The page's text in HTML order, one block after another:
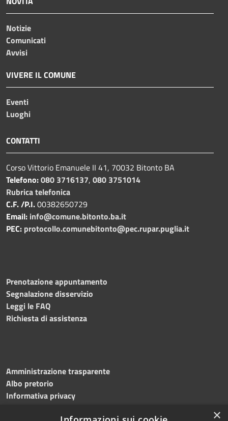
Notizie
Comunicati
Avvisi
VIVERE IL COMUNE
Eventi
Luoghi
CONTATTI
Corso Vittorio Emanuele II 41, 70032 Bitonto BA
Telefono:080 3716137, 080 3751014
Rubrica telefonica
C.F. /P.I.00382650729
Email: info@comune.bitonto.ba.it
PEC: protocollo.comunebitonto@pec.rupar.puglia.it
Prenotazione appuntamento
Segnalazione disservizio
Leggi le FAQ
Richiesta di assistenza
Amministrazione trasparente
Albo pretorio
Informativa privacy
×